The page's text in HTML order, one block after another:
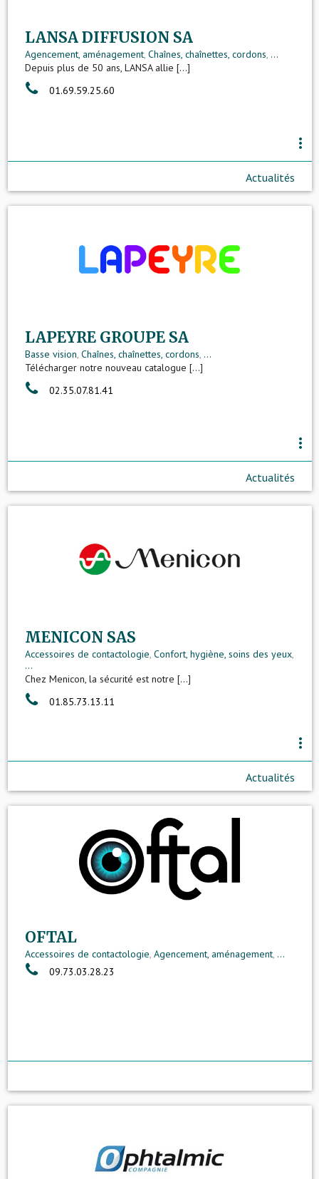
LANSA DIFFUSION SA
Agencement, aménagement, Chaînes, chaînettes, cordons, ...
Depuis plus de 50 ans, LANSA allie [...]
01.69.59.25.60
more_vert
Actualités
LAPEYRE GROUPE SA
Basse vision, Chaînes, chaînettes, cordons, ...
Télécharger notre nouveau catalogue [...]
02.35.07.81.41
more_vert
Actualités
MENICON SAS
Accessoires de contactologie, Confort, hygiène, soins des yeux,
...
Chez Menicon, la sécurité est notre [...]
01.85.73.13.11
more_vert
Actualités
OFTAL
Accessoires de contactologie, Agencement, aménagement, ...
09.73.03.28.23